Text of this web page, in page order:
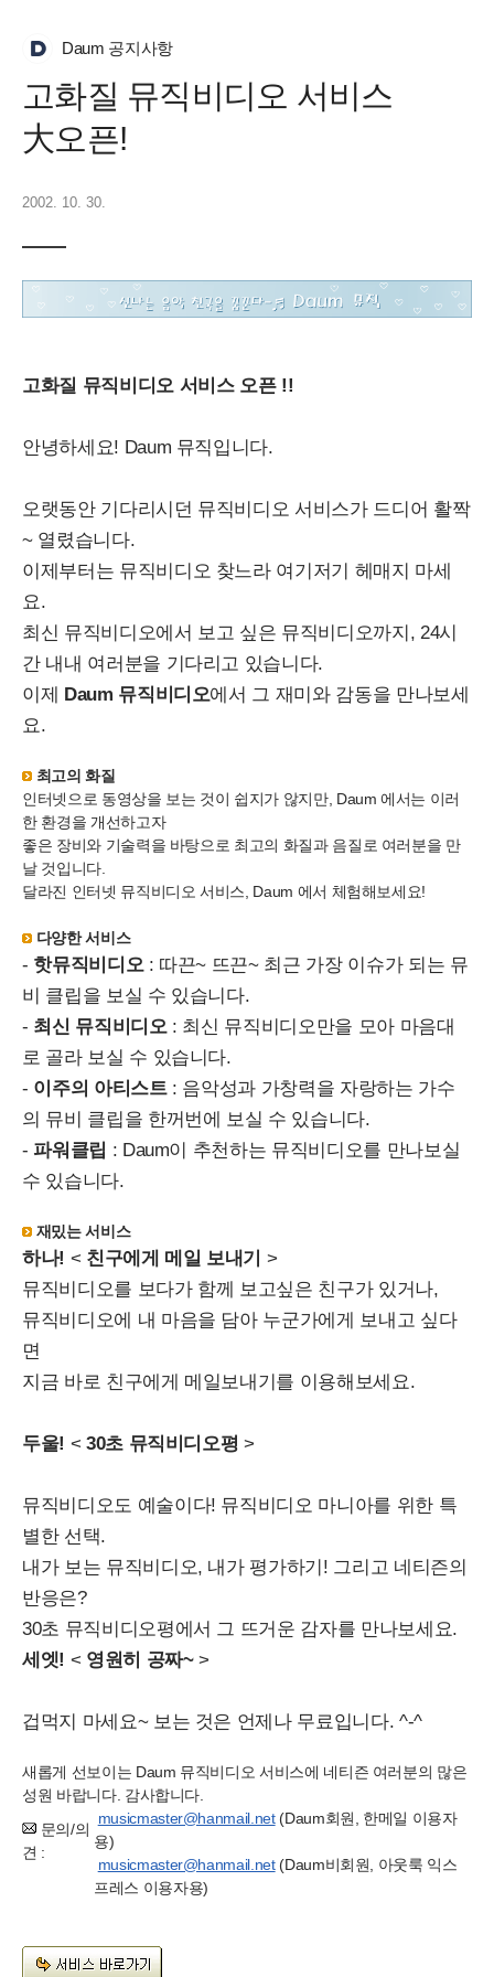
Daum 공지사항
고화질 뮤직비디오 서비스
大오픈!
2002. 10. 30.
고화질 뮤직비디오 서비스 오픈 !!
안녕하세요! Daum 뮤직입니다.
오랫동안 기다리시던 뮤직비디오 서비스가 드디어 활짝
~ 열렸습니다.
이제부터는 뮤직비디오 찾느라 여기저기 헤매지 마세
요.
최신 뮤직비디오에서 보고 싶은 뮤직비디오까지, 24시
간 내내 여러분을 기다리고 있습니다.
이제 Daum 뮤직비디오에서 그 재미와 감동을 만나보세
요.
최고의 화질
인터넷으로 동영상을 보는 것이 쉽지가 않지만, Daum 에서는 이러
한 환경을 개선하고자
좋은 장비와 기술력을 바탕으로 최고의 화질과 음질로 여러분을 만
날 것입니다.
달라진 인터넷 뮤직비디오 서비스, Daum 에서 체험해보세요!
다양한 서비스
- 핫뮤직비디오: 따끈~ 뜨끈~ 최근 가장 이슈가 되는 뮤
비 클립을 보실 수 있습니다.
- 최신 뮤직비디오: 최신 뮤직비디오만을 모아 마음대
로 골라 보실 수 있습니다.
- 이주의 아티스트: 음악성과 가창력을 자랑하는 가수
의 뮤비 클립을 한꺼번에 보실 수 있습니다.
- 파워클립 : Daum이 추천하는 뮤직비디오를 만나보실
수 있습니다.
재밌는 서비스
하나! < 친구에게 메일 보내기
>
뮤직비디오를 보다가 함께 보고싶은 친구가 있거나,
뮤직비디오에 내 마음을 담아 누군가에게 보내고 싶다
면
지금 바로 친구에게 메일보내기를 이용해보세요.
두울! < 30초 뮤직비디오평>
뮤직비디오도 예술이다! 뮤직비디오 마니아를 위한 특
별한 선택.
내가 보는 뮤직비디오, 내가 평가하기! 그리고 네티즌의
반응은?
30초 뮤직비디오평에서 그 뜨거운 감자를 만나보세요.
세엣! < 영원히 공짜~>
겁먹지 마세요~ 보는 것은 언제나 무료입니다. ^-^
새롭게 선보이는 Daum 뮤직비디오 서비스에 네티즌 여러분의 많은
성원 바랍니다. 감사합니다.
문의/의
견 :
musicmaster@hanmail.net(Daum회원, 한메일 이용자
용)
musicmaster@hanmail.net(Daum비회원, 아웃룩 익스
프레스 이용자용)